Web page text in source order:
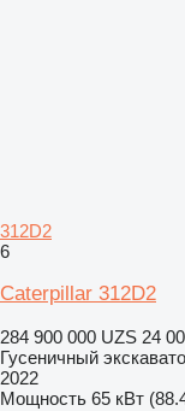
312D2
6
Caterpillar 312D2
284 900 000 UZS 24
Гусеничный
2022
Мощность 65 кВт